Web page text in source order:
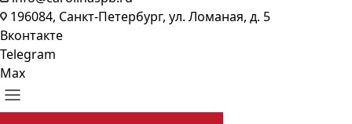
196084, Санкт-Петербург, ул. Ломаная, д. 5
Вконтакте
Telegram
Max